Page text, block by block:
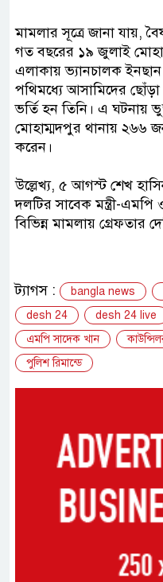
মামলার সূত্রে জানা যায়,
গত বছরের ১৯ জুলাই
এলাকায় ভ্যানচালক ইনছান
পথিমধ্যে আসামিদের
ভর্তি হন তিনি। এ ঘটনায়
মোহাম্মদপুর থানায় ২৬৬
করেন।
উল্লেখ্য, ৫ আগস্ট শেখ
দলটির সাবেক মন্ত্রী-
বিভিন্ন মামলায় গ্রেফতার
ট্যাগস : bangla news
desh 24
desh 24 live
এমপি সাদেক খান
পুলিশ রিমান্ডে